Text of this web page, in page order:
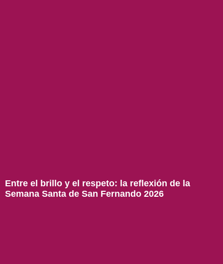
Entre el brillo y el respeto: la reflexión de la
Semana Santa de San Fernando 2026